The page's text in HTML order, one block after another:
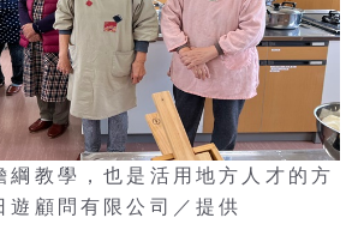
教學，也是活用地方人才的方
顧問有限公司／提供